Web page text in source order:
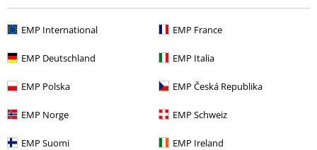
EMP International EMP France
EMP Deutschland EMP Italia
EMP Polska EMP Česká Republika
EMP Norge EMP Schweiz
EMP Suomi EMP Ireland